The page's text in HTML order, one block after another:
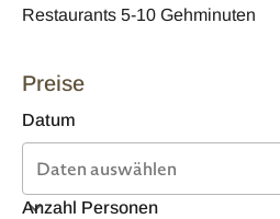
Restaurants 5-10 Gehminuten
Preise
Datum
Anzahl Personen